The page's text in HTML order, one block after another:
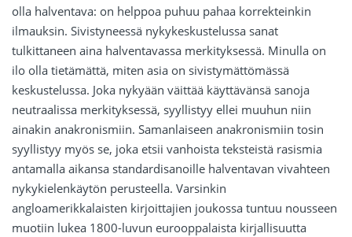
olla halventava: on helppoa puhuu pahaa korrekteinkin
ilmauksin. Sivistyneessä nykykeskustelussa sanat
tulkittaneen aina halventavassa merkityksessä. Minulla on
ilo olla tietämättä, miten asia on sivistymättömässä
keskustelussa. Joka nykyään väittää käyttävänsä sanoja
neutraalissa merkityksessä, syyllistyy ellei muuhun niin
ainakin anakronismiin. Samanlaiseen anakronismiin tosin
syyllistyy myös se, joka etsii vanhoista teksteistä rasismia
antamalla aikansa standardisanoille halventavan vivahteen
nykykielenkäytön perusteella. Varsinkin
angloamerikkalaisten kirjoittajien joukossa tuntuu nousseen
muotiin lukea 1800-luvun eurooppalaista kirjallisuutta